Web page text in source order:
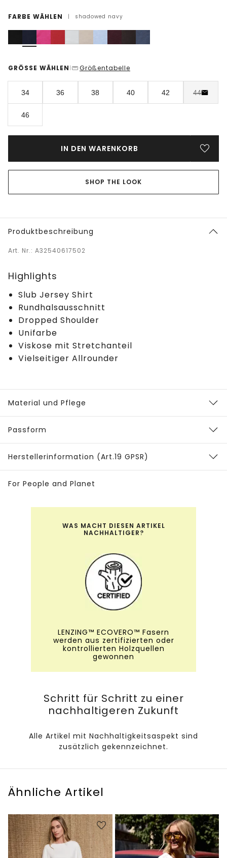
FARBE WÄHLEN | shadowed navy
GRÖSSE WÄHLEN | Größentabelle
34 36 38 40 42 44
46
IN DEN WARENKORB
SHOP THE LOOK
Produktbeschreibung
Art. Nr.: A32540617502
Highlights
Slub Jersey Shirt
Rundhalsausschnitt
Dropped Shoulder
Unifarbe
Viskose mit Stretchanteil
Vielseitiger Allrounder
Material und Pflege
Passform
Herstellerinformation (Art.19 GPSR)
For People and Planet
WAS MACHT DIESEN ARTIKEL
NACHHALTIGER?
LENZING™ ECOVERO™ Fasern
werden aus zertifizierten oder
kontrollierten Holzquellen
gewonnen
Schritt für Schritt zu einer
nachhaltigeren Zukunft
Alle Artikel mit Nachhaltigkeitsaspekt sind
zusätzlich gekennzeichnet.
Ähnliche Artikel